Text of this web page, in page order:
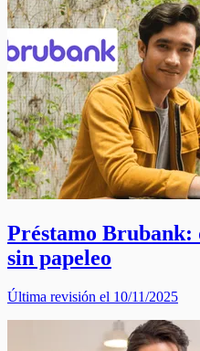
Préstamo
sin papeleo
Última revisión el 10/11/2025